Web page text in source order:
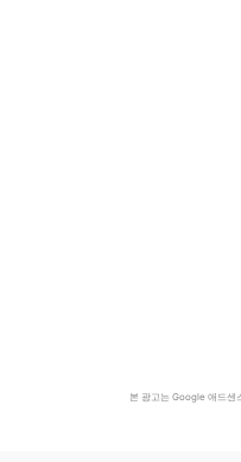
본 광고는 Google 애드센